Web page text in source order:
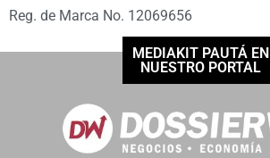
Reg. de Marca No. 12069656
MEDIAKIT PAUTÁ EN
NUESTRO PORTAL